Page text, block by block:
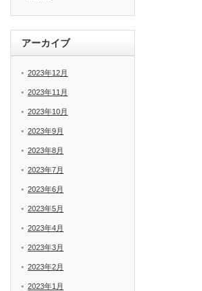
アーカイブ
2023年12月
2023年11月
2023年10月
2023年9月
2023年8月
2023年7月
2023年6月
2023年5月
2023年4月
2023年3月
2023年2月
2023年1月